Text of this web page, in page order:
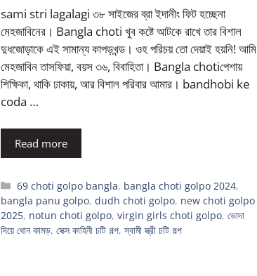
sami stri lagalagi ৩৮ সাইজের ব্রা ইদানীং ফিট হচ্ছেনা
মেহজাবিনের। Bangla choti খুব কষ্টে আটকে রাখে তার বিশাল
দুধজোড়াকে এই সামান্য কাপড়খন্ড। ওহ পরিচয় তো দেয়াই হয়নি! আমি
মেহজাবিন তাসফিয়া, বয়স ৩৬, বিবাহিতা। Bangla chotiপেশায়
শিক্ষিকা, থাকি ঢাকায়, আর বিশাল পরিবার আমার। bandhobi ke
coda …
Read more
Categories
69 choti golpo bangla, bangla choti golpo 2024,
bangla panu golpo, dudh choti golpo, new choti golpo
2025, notun choti golpo, virgin girls choti golpo, ভোদা
দিয়ে ধোন কামড়, সেক্স কাহিনী চটি গল্প,স্বামী স্ত্রী চটি গল্প